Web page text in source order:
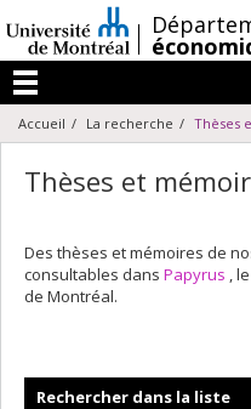
au
contenu
/
Menu
Accueil La recherche Thèses
Thèses et
Des thèses et mémoires de
consultables dans Papyrus ,
de Montréal.
Rechercher dans la liste